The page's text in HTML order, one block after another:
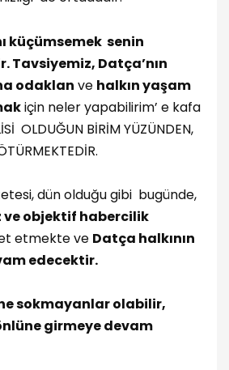
küçümsemek senin
Tavsiyemiz, Datça’nın
odaklan ve halkın yaşam
için neler yapabilirim’ e kafa
OLDUĞUN BİRİM YÜZÜNDEN,
dün olduğu gibi bugünde,
ve objektif habercilik
etmekte ve Datça halkının
edecektir.
sokmayanlar olabilir,
girmeye devam